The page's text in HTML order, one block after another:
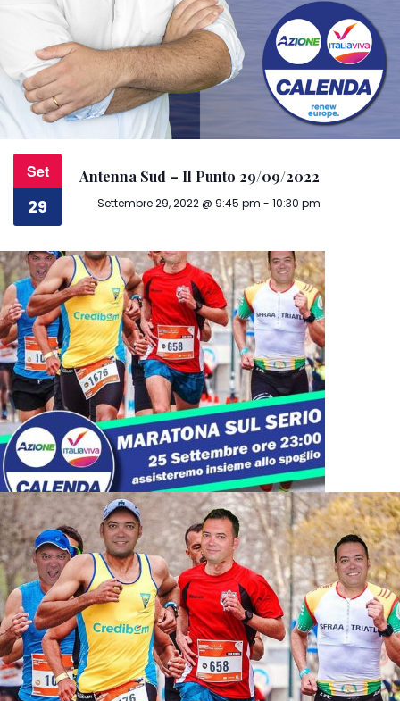
Set
29
Antenna Sud – Il Punto 29/09/2022
Settembre 29, 2022 @ 9:45 pm - 10:30 pm